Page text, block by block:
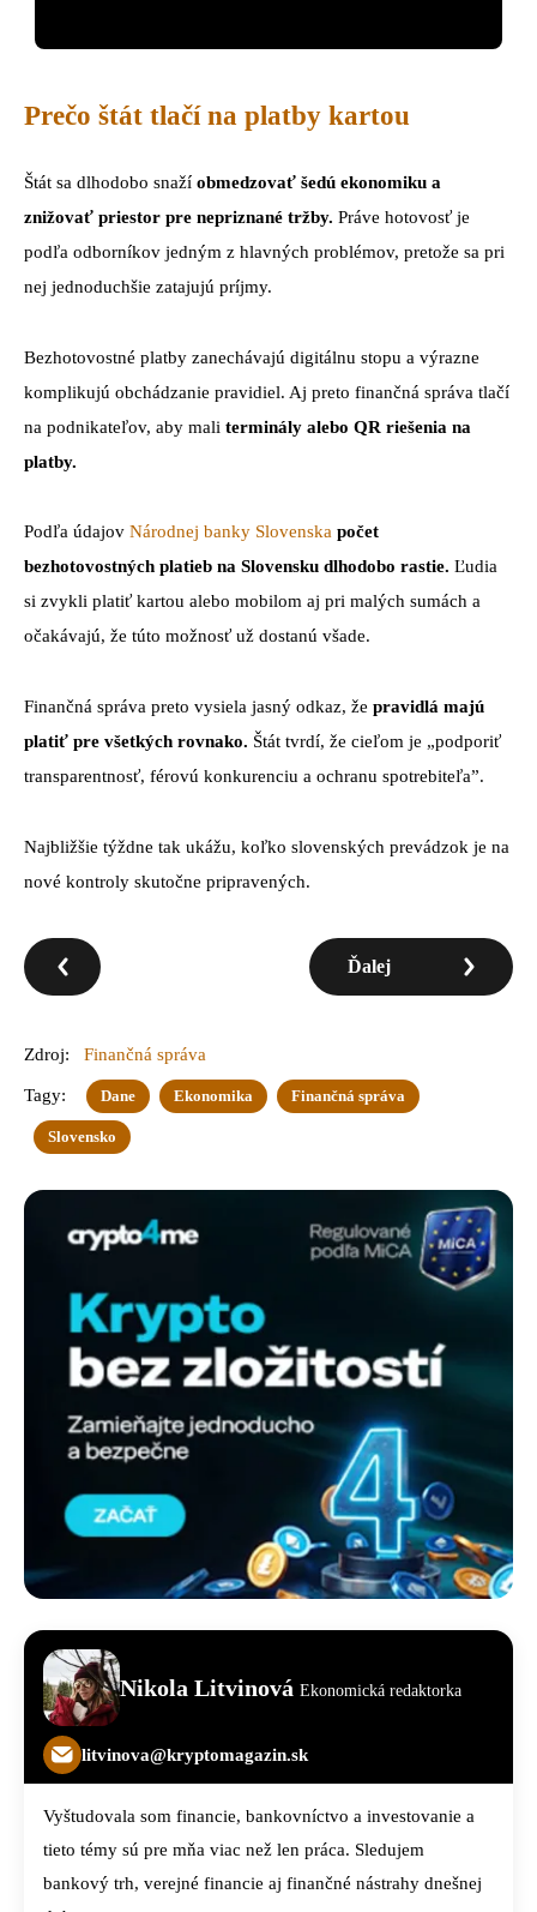
Prečo štát tlačí na platby kartou
Štát sa dlhodobo snaží obmedzovať šedú ekonomiku a
znižovať priestor pre nepriznané tržby. Práve hotovosť je
podľa odborníkov jedným z hlavných problémov, pretože sa pri
nej jednoduchšie zatajujú príjmy.
Bezhotovostné platby zanechávajú digitálnu stopu a výrazne
komplikujú obchádzanie pravidiel. Aj preto finančná správa tlačí
na podnikateľov, aby mali terminály alebo QR riešenia na
platby.
Podľa údajov Národnej banky Slovenska počet
bezhotovostných platieb na Slovensku dlhodobo rastie. Ľudia
si zvykli platiť kartou alebo mobilom aj pri malých sumách a
očakávajú, že túto možnosť už dostanú všade.
Finančná správa preto vysiela jasný odkaz, že pravidlá majú
platiť pre všetkých rovnako. Štát tvrdí, že cieľom je „podporiť
transparentnosť, férovú konkurenciu a ochranu spotrebiteľa”.
Najbližšie týždne tak ukážu, koľko slovenských prevádzok je na
nové kontroly skutočne pripravených.
Ďalej
Zdroj: Finančná správa
Tagy: Dane Ekonomika Finančná správa
Slovensko
Nikola Litvinová Ekonomická redaktorka
litvinova@kryptomagazin.sk
Vyštudovala som financie, bankovníctvo a investovanie a
tieto témy sú pre mňa viac než len práca. Sledujem
bankový trh, verejné financie aj finančné nástrahy dnešnej